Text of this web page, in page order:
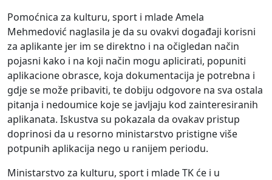
Pomoćnica za kulturu, sport i mlade Amela
Mehmedović naglasila je da su ovakvi događaji korisni
za aplikante jer im se direktno i na očigledan način
pojasni kako i na koji način mogu aplicirati, popuniti
aplikacione obrasce, koja dokumentacija je potrebna i
gdje se može pribaviti, te dobiju odgovore na sva ostala
pitanja i nedoumice koje se javljaju kod zainteresiranih
aplikanata. Iskustva su pokazala da ovakav pristup
doprinosi da u resorno ministarstvo pristigne više
potpunih aplikacija nego u ranijem periodu.
Ministarstvo za kulturu, sport i mlade TK će i u